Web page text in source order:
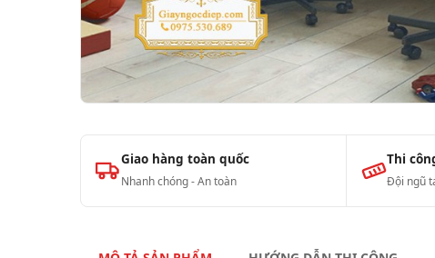
Giao hàng toàn quốc
Nhanh chóng - An toàn
Thi
Đội ngũ